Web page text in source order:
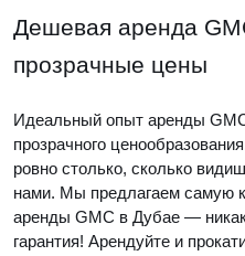
Дешевая аренда
прозрачные цены
Идеальный опыт аренды
прозрачного
ровно столько, сколько
нами. Мы предлагаем самую
аренды GMC в Дубае —
гарантия! Арендуйте и